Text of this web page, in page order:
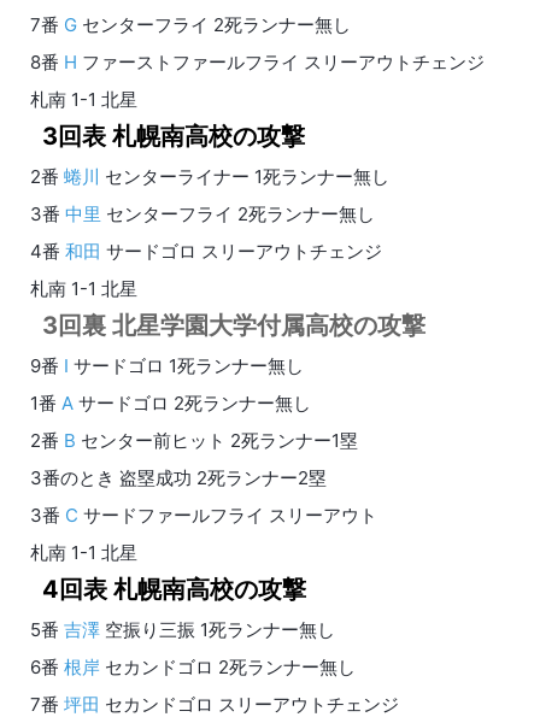
7番 G センターフライ 2死ランナー無し
8番 H ファーストファールフライ スリーアウトチェンジ
札南 1-1 北星
3回表 札幌南高校の攻撃
2番 蜷川 センターライナー 1死ランナー無し
3番 中里 センターフライ 2死ランナー無し
4番 和田 サードゴロ スリーアウトチェンジ
札南 1-1 北星
3回裏 北星学園大学付属高校の攻撃
9番 I サードゴロ 1死ランナー無し
1番 A サードゴロ 2死ランナー無し
2番 B センター前ヒット 2死ランナー1塁
3番のとき 盗塁成功 2死ランナー2塁
3番 C サードファールフライ スリーアウト
札南 1-1 北星
4回表 札幌南高校の攻撃
5番 吉澤 空振り三振 1死ランナー無し
6番 根岸 セカンドゴロ 2死ランナー無し
7番 坪田 セカンドゴロ スリーアウトチェンジ